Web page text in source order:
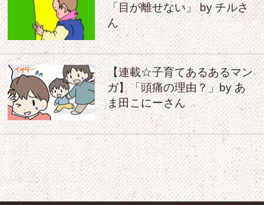
「目が離せない」 by チルさ
ん
【連載☆子育てあるあるマン
ガ】「頭痛の理由？」by あ
ま田こにーさん